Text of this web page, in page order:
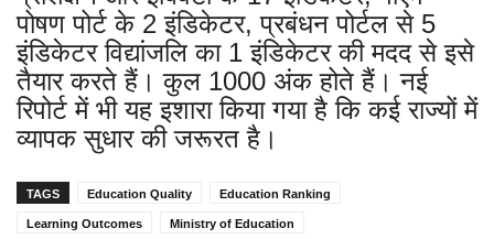
पोषण पोर्ट के 2 इंडिकेटर, प्रबंधन पोर्टल से 5
इंडिकेटर विद्यांजलि का 1 इंडिकेटर की मदद से इसे
तैयार करते हैं। कुल 1000 अंक होते हैं। नई
रिपोर्ट में भी यह इशारा किया गया है कि कई राज्यों में
व्यापक सुधार की जरूरत है।
TAGS Education Quality Education Ranking
Learning Outcomes Ministry of Education